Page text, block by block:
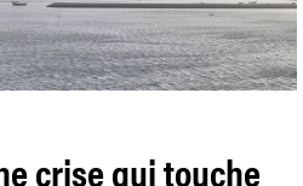
crise qui touche